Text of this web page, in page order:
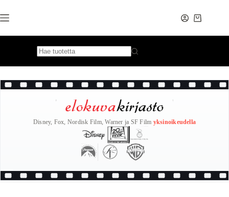
to
content
Disney, Fox, Nordisk Film, Warner ja SF Film yksinoikeudella